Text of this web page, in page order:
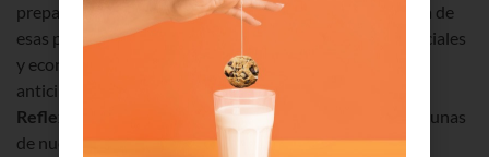
preparado de la mano deMicrosofty de
, una de
esas personas que son capaces de ver las tendencias sociales
y económicas con tanta claridad que parece que pueden
anticipar el futuro. El encuentro se titula
Reflexión Tecnológica”
y con él queremos enseñar a algunas
de nuestras empresas clientes las experiencias de otras